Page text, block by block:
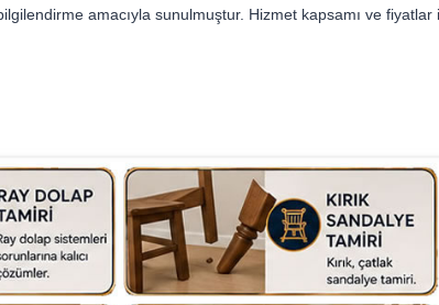
amacıyla sunulmuştur. Hizmet kapsamı ve